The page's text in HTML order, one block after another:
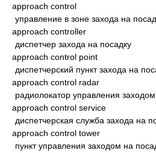
approach control
управление в зоне захода на
approach controller
диспетчер захода на посадку
approach control point
диспетчерский пункт захода на
approach control radar
радиолокатор управления
approach control service
диспетчерская служба захода на
approach control tower
пункт управления заходом на